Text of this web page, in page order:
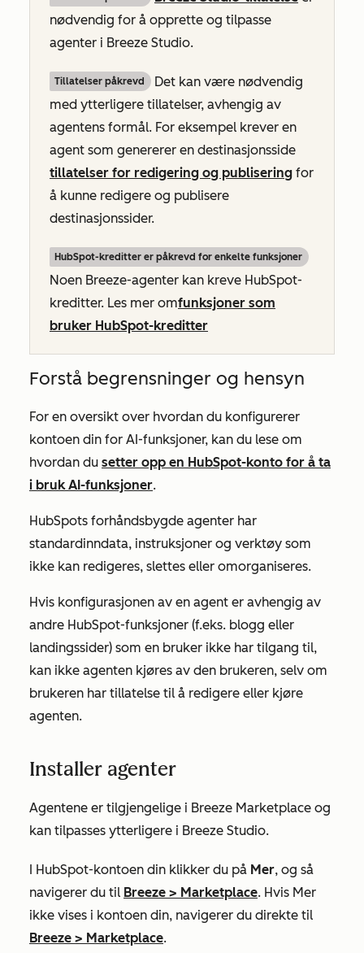
nødvendig for å opprette og tilpasse
agenter i Breeze Studio.
Tillatelser påkrevd
Det kan være nødvendig
med ytterligere tillatelser, avhengig av
agentens formål. For eksempel krever en
agent som genererer en destinasjonsside
tillatelser for redigering og publisering for
å kunne redigere og publisere
destinasjonssider.
HubSpot-kreditter er påkrevd for enkelte funksjoner
Noen Breeze-agenter kan kreve HubSpot-
kreditter. Les mer omfunksjoner som
bruker HubSpot-kreditter
Forstå begrensninger og hensyn
For en oversikt over hvordan du konfigurerer
kontoen din for AI-funksjoner, kan du lese om
hvordan du setter opp en HubSpot-konto for å ta
i bruk AI-funksjoner.
HubSpots forhåndsbygde agenter har
standardinndata, instruksjoner og verktøy som
ikke kan redigeres, slettes eller omorganiseres.
Hvis konfigurasjonen av en agent er avhengig av
andre HubSpot-funksjoner (f.eks. blogg eller
landingssider) som en bruker ikke har tilgang til,
kan ikke agenten kjøres av den brukeren, selv om
brukeren har tillatelse til å redigere eller kjøre
agenten.
Installer agenter
Agentene er tilgjengelige i Breeze Marketplace og
kan tilpasses ytterligere i Breeze Studio.
I HubSpot-kontoen din klikker du på Mer, og så
navigerer du til Breeze > Marketplace. Hvis Mer
ikke vises i kontoen din, navigerer du direkte til
Breeze > Marketplace.